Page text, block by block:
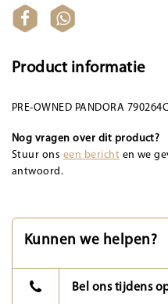
Product informatie
PRE-OWNED PANDORA
Nog vragen over dit product?
Stuur ons een bericht en we
antwoord.
Kunnen we helpen?
Bel ons tijdens